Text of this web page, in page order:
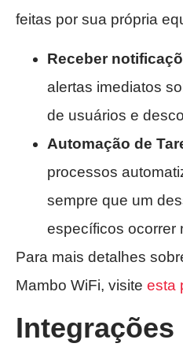
feitas por sua própria
Receber
alertas imediatos
de usuários e
Automação de
processos
sempre que um
específicos ocorrer
Para mais detalhes
Mambo WiFi, visite esta
Integrações